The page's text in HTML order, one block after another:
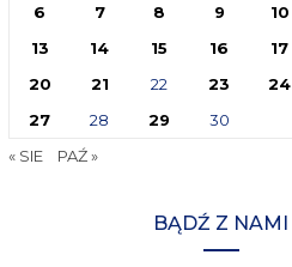
6
7 8 9 10
13
14 15 16 17
20
21 22 23 24
27
28 29
30
« SIE
PAŹ »
BĄDŹ Z NAMI